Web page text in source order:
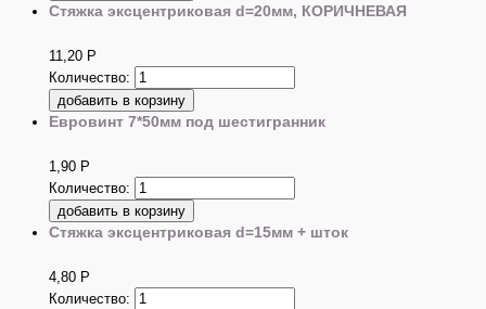
Стяжка эксцентриковая d=20мм, КОРИЧНЕВАЯ
11,20 Р
Количество:
Евровинт 7*50мм под шестигранник
1,90 Р
Количество:
Стяжка эксцентриковая d=15мм + шток
4,80 Р
Количество: